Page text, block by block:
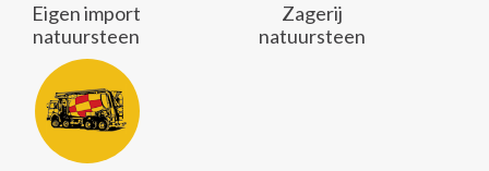
Eigen import
natuursteen
Zagerij
natuursteen